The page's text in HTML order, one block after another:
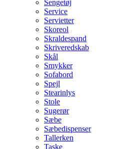
Sengetøj
Service
Servietter
Skoreol
Skraldespand
Skriveredskab
Skål
Smykker
Sofabord
Spejl
Stearinlys
Stole
Sugerør
Sæbe
Sæbedispenser
Tallerken
Taske